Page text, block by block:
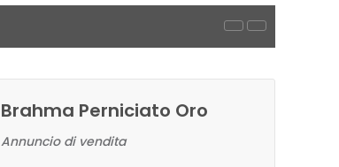
Brahma Perniciato Oro
Annuncio di vendita